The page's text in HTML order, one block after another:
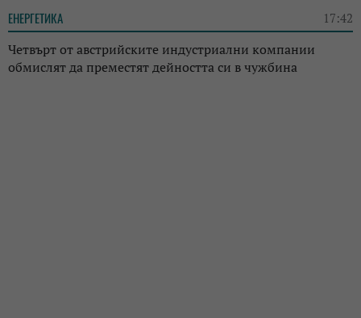
ЕНЕРГЕТИКА 17:42
Четвърт от австрийските индустриални компании
обмислят да преместят дейността си в чужбина